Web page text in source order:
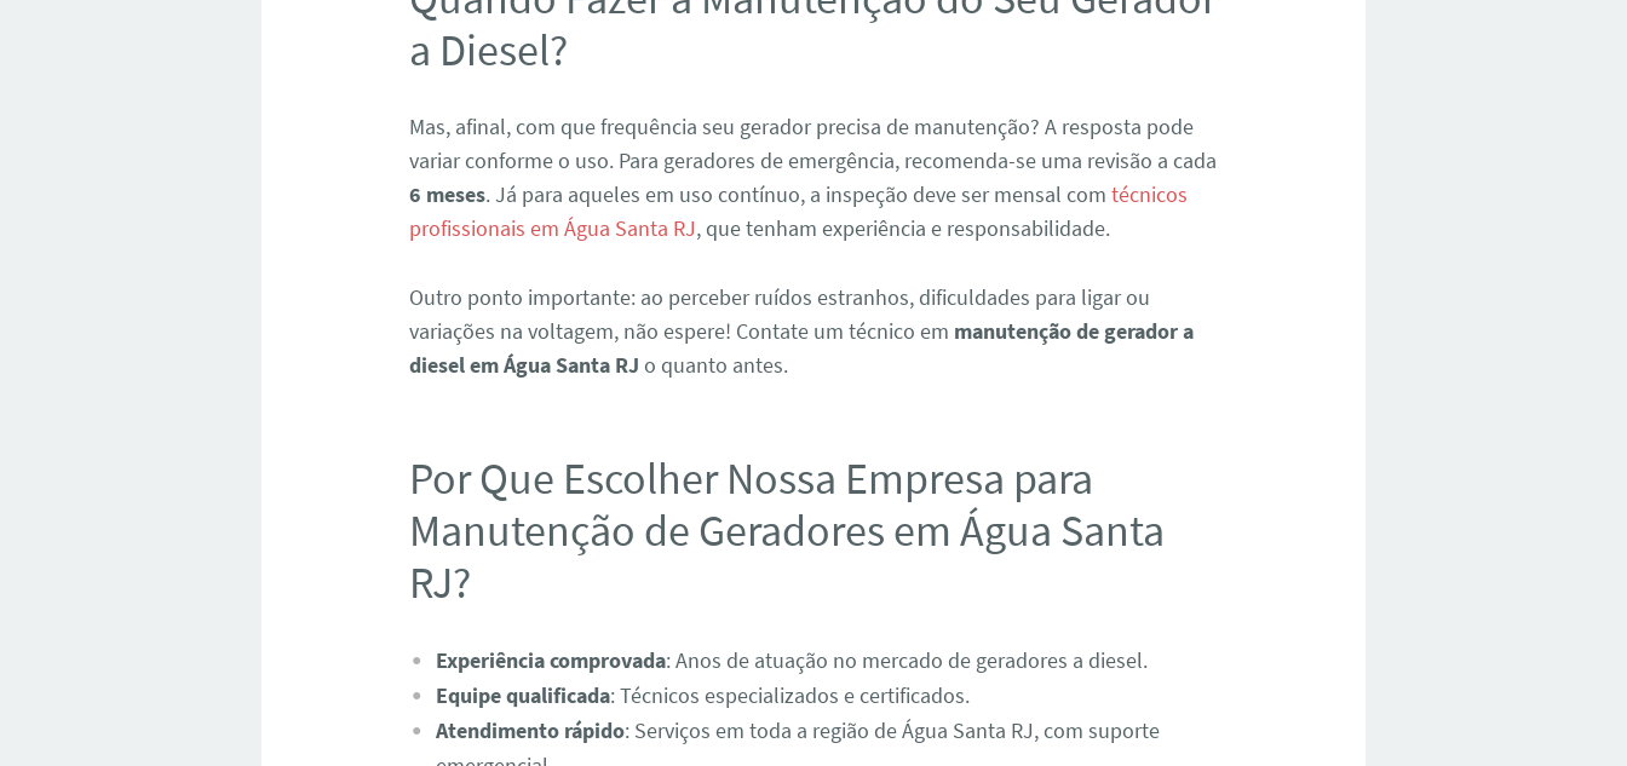
a Diesel?
Mas, afinal, com que frequência seu gerador precisa de manutenção? A resposta pode
variar conforme o uso. Para geradores de emergência, recomenda-se uma revisão a cada
6 meses. Já para aqueles em uso contínuo, a inspeção deve ser mensal comtécnicos
profissionais em Água Santa RJ, que tenham experiência e responsabilidade.
Outro ponto importante: ao perceber ruídos estranhos, dificuldades para ligar ou
variações na voltagem, não espere! Contate um técnico em manutenção de gerador a
diesel em Água Santa RJ o quanto antes.
Por Que Escolher Nossa Empresa para
Manutenção de Geradores em Água Santa
RJ?
Experiência comprovada: Anos de atuação no mercado de geradores a diesel.
Equipe qualificada: Técnicos especializados e certificados.
Atendimento rápido: Serviços em toda a região de Água Santa RJ, com suporte